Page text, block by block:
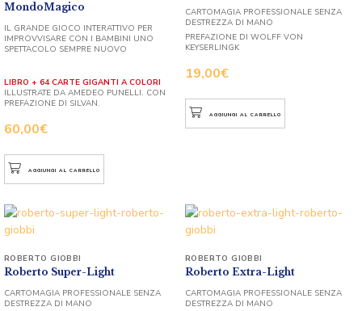
MondoMagico
60,00€
IL GRANDE GIOCO INTERATTIVO PER
IMPROVVISARE CON I BAMBINI UNO
SPETTACOLO SEMPRE NUOVO
LIBRO + 64 CARTE GIGANTI A COLORI
ILLUSTRATE DA AMEDEO PUNELLI. CON
PREFAZIONE DI SILVAN.
AGGIUNGI AL CARRELLO
19,00€
CARTOMAGIA PROFESSIONALE SENZA
DESTREZZA DI MANO
PREFAZIONE DI WOLFF VON
KEYSERLINGK
AGGIUNGI AL CARRELLO
Roberto Super-Light
ROBERTO GIOBBI
CARTOMAGIA PROFESSIONALE SENZA
DESTREZZA DI MANO
Roberto Extra-Light
ROBERTO GIOBBI
CARTOMAGIA PROFESSIONALE SENZA
DESTREZZA DI MANO